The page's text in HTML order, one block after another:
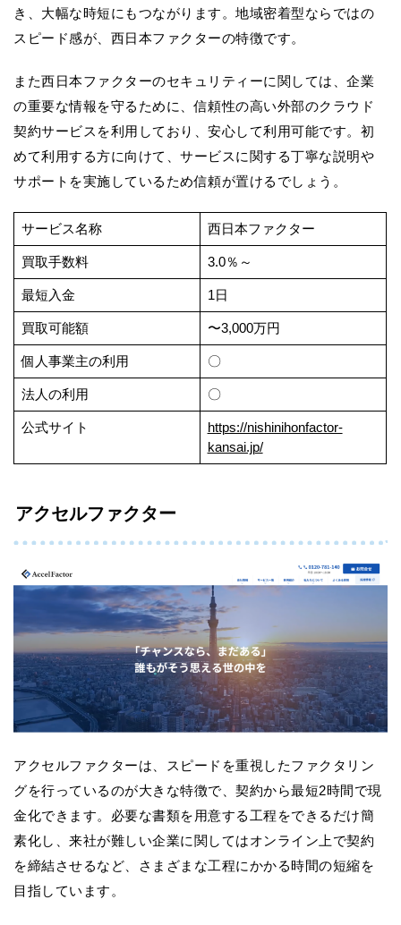
き、大幅な時短にもつながります。地域密着型ならではの
スピード感が、西日本ファクターの特徴です。
また西日本ファクターのセキュリティーに関しては、企業
の重要な情報を守るために、信頼性の高い外部のクラウド
契約サービスを利用しており、安心して利用可能です。初
めて利用する方に向けて、サービスに関する丁寧な説明や
サポートを実施しているため信頼が置けるでしょう。
サービス名称 西日本ファクター
買取手数料 3.0％～
最短入金 1日
買取可能額 〜3,000万円
個人事業主の利用 〇
法人の利用 〇
公式サイト
https://nishinihonfactor-
kansai.jp/
アクセルファクター
アクセルファクターは、スピードを重視したファクタリン
グを行っているのが大きな特徴で、契約から最短2時間で現
金化できます。必要な書類を用意する工程をできるだけ簡
素化し、来社が難しい企業に関してはオンライン上で契約
を締結させるなど、さまざまな工程にかかる時間の短縮を
目指しています。